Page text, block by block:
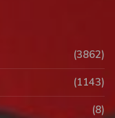
(3862)
(1143)
(8)